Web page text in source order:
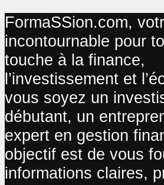
FormaSSion.com,
incontournable pour
touche à la finance,
l’investissement et
vous soyez un
débutant, un
expert en gestion
objectif est de vous
informations claires,